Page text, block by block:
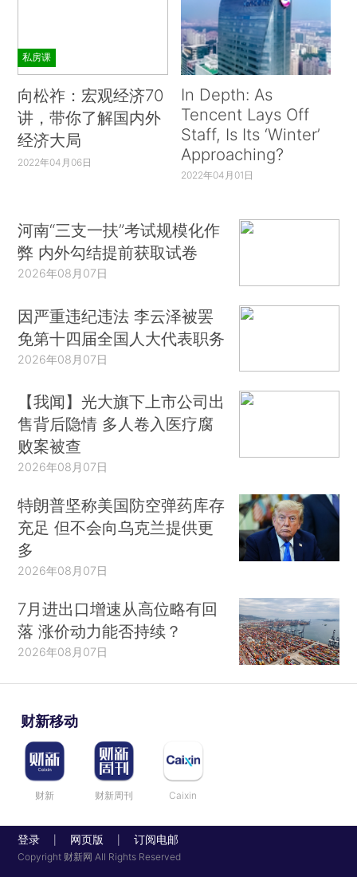
私房课
向松祚：宏观经济70
讲，带你了解国内外
经济大局
2022年04月06日
In Depth: As
Tencent Lays Off
Staff, Is Its ‘Winter’
Approaching?
2022年04月01日
河南“三支一扶”考试规模化作
弊 内外勾结提前获取试卷
2026年08月07日
因严重违纪违法 李云泽被罢
免第十四届全国人大代表职务
2026年08月07日
【我闻】光大旗下上市公司出
售背后隐情 多人卷入医疗腐
败案被查
2026年08月07日
特朗普坚称美国防空弹药库存
充足 但不会向乌克兰提供更
多
2026年08月07日
7月进出口增速从高位略有回
落 涨价动力能否持续？
2026年08月07日
财新移动
财新 财新周刊 Caixin
登录 网页版 订阅电邮
Copyright 财新网 All Rights Reserved